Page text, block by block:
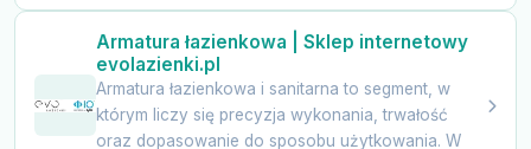
Armatura łazienkowa | Sklep internetowy
evolazienki.pl
Armatura łazienkowa i sanitarna to segment, w
którym liczy się precyzja wykonania, trwałość
oraz dopasowanie do sposobu użytkowania. W